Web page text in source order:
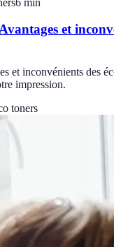
et
et inconvénients des
impression.
toners